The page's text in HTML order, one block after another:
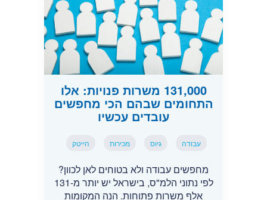
131,000 משרות פנויות: אלו
התחומים שבהם הכי מחפשים
עובדים עכשיו
עבודה גיוס מכירות הייטק
מחפשים עבודה ולא בטוחים לאן לכוון?
לפי נתוני הלמ"ס, בישראל יש יותר מ-131
אלף משרות פתוחות. הנה המקומות